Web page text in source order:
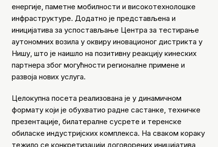
енергије, паметне мобилности и високотехнолошке
инфраструктуре. Додатно је представљена и
иницијатива за успостављање Центра за тестирање
аутономних возила у оквиру иновационог дистрикта у
Нишу, што је наишло на позитивну реакцију кинеских
партнера због могућности регионалне примене и
развоја нових услуга.
Целокупна посета реализована је у динамичном
формату који је обухватио радне састанке, техничке
презентације, билатералне сусрете и теренске
обиласке индустријских комплекса. На сваком кораку
тежило се конкретизацији договорених иницијатива,